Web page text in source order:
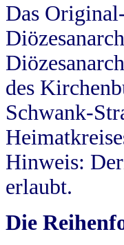
Das
des
Schwank-
Hinweis:
erlaubt.
Die